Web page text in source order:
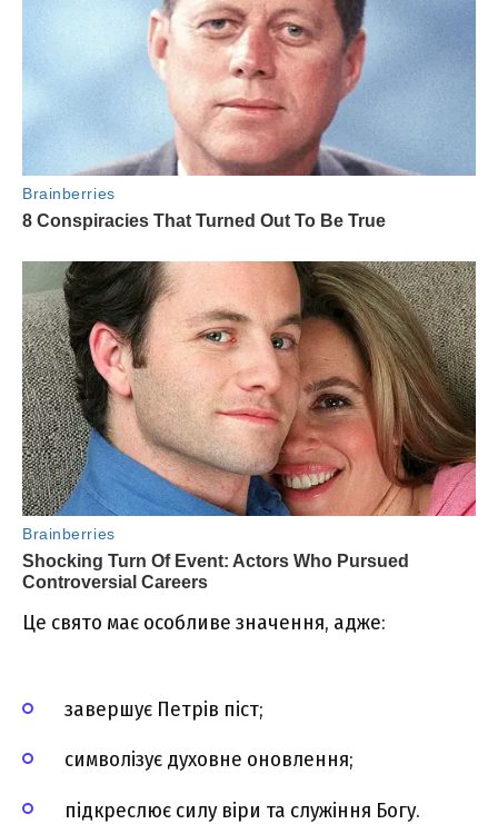
Це свято має особливе значення, адже:
завершує Петрів піст;
символізує духовне оновлення;
підкреслює силу віри та служіння Богу.